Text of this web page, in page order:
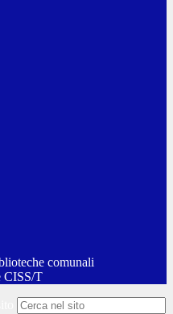
comunali
CISS/T